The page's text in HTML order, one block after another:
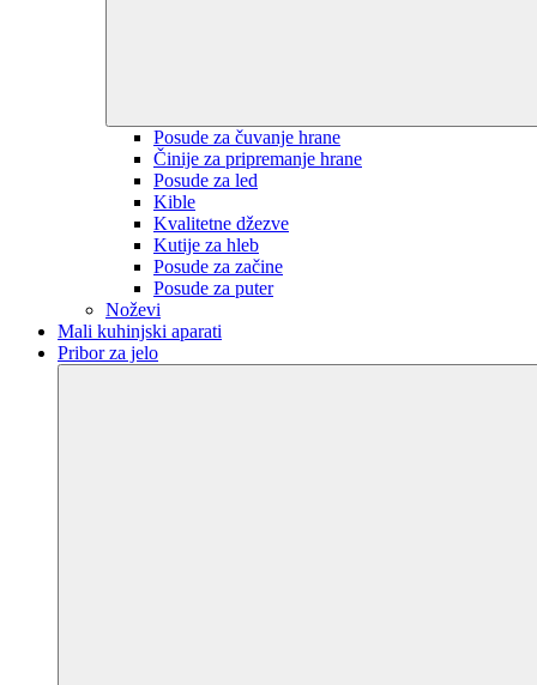
Posude za čuvanje hrane
Činije za pripremanje hrane
Posude za led
Kible
Kvalitetne džezve
Kutije za hleb
Posude za začine
Posude za puter
Noževi
Mali kuhinjski aparati
Pribor za jelo